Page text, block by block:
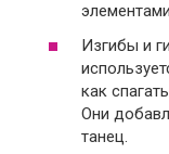
Изгибы и
как
Они
танец.